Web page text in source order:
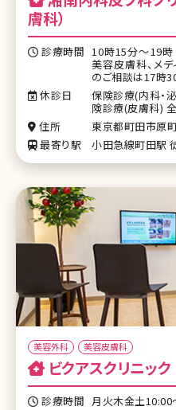
膚科）
診療時間 10時15分～19時
美容皮膚科、メデ
のご相談は17時
休診日
保険診療(内科・
険診療(皮膚科)
住所
東京都町田市原
最寄り駅
小田急線町田駅
美容外科 美容皮膚科
ビクアスクリニック
診療時間 月火木金土10:00